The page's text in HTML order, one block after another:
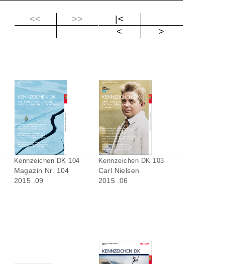
<<
>>
|<
<
>
Kennzeichen DK 104
Magazin Nr. 104
2015 .09
Kennzeichen DK 103
Carl Nielsen
2015 .06